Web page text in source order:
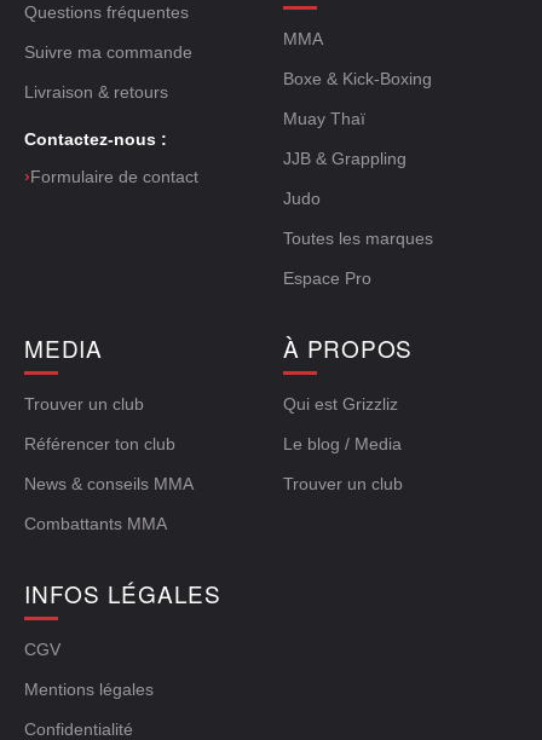
Questions fréquentes
Suivre ma commande
Livraison & retours
Contactez-nous :
›Formulaire de contact
MMA
Boxe & Kick-Boxing
Muay Thaï
JJB & Grappling
Judo
Toutes les marques
Espace Pro
MEDIA
Trouver un club
Référencer ton club
News & conseils MMA
Combattants MMA
À PROPOS
Qui est Grizzliz
Le blog / Media
Trouver un club
INFOS LÉGALES
CGV
Mentions légales
Confidentialité